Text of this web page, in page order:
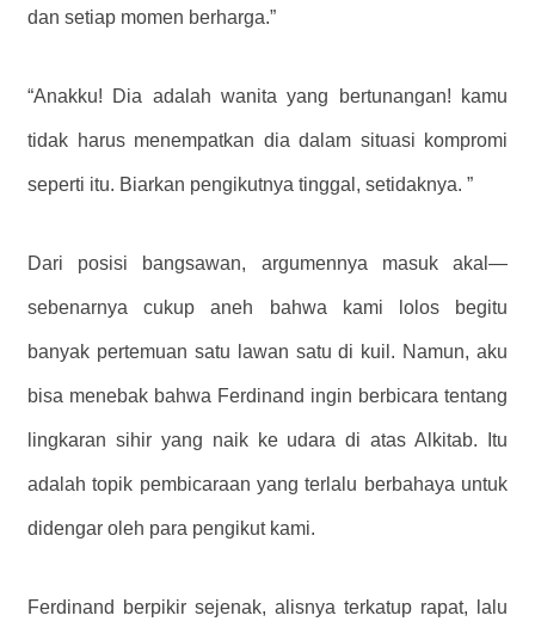
dan setiap momen berharga.”
“Anakku! Dia adalah wanita yang bertunangan! kamu
tidak harus menempatkan dia dalam situasi kompromi
seperti itu. Biarkan pengikutnya tinggal, setidaknya. ”
Dari posisi bangsawan, argumennya masuk akal—
sebenarnya cukup aneh bahwa kami lolos begitu
banyak pertemuan satu lawan satu di kuil. Namun, aku
bisa menebak bahwa Ferdinand ingin berbicara tentang
lingkaran sihir yang naik ke udara di atas Alkitab. Itu
adalah topik pembicaraan yang terlalu berbahaya untuk
didengar oleh para pengikut kami.
Ferdinand berpikir sejenak, alisnya terkatup rapat, lalu